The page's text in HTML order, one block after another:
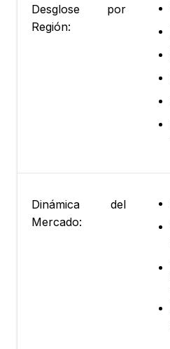
Desglose por
Región:
Dinámica del
Mercado: